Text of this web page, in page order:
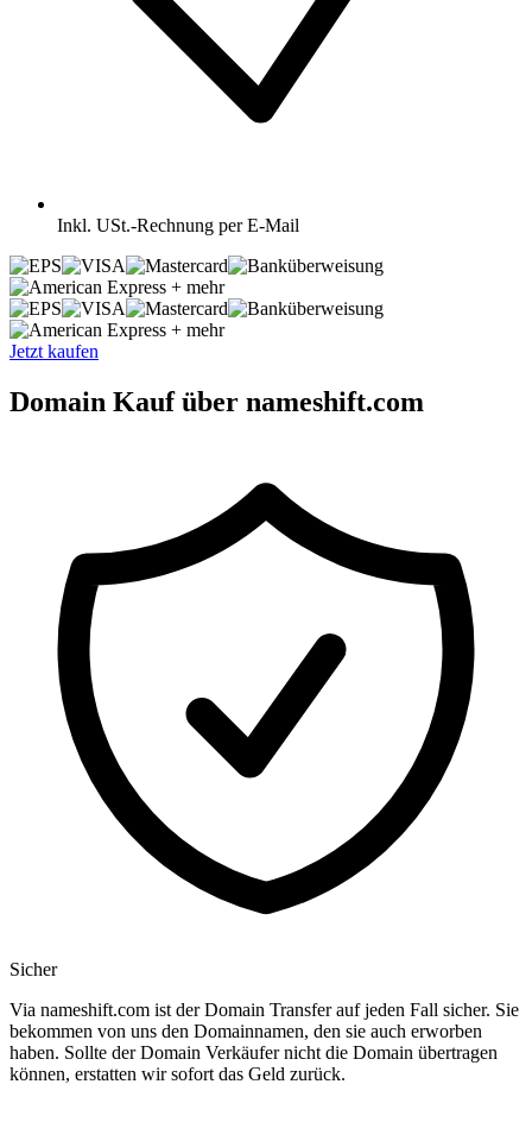
Inkl. USt.-Rechnung per E-Mail
+ mehr
+ mehr
Jetzt kaufen
Domain Kauf über nameshift.com
Sicher
Via nameshift.com ist der Domain Transfer auf jeden Fall sicher. Sie
bekommen von uns den Domainnamen, den sie auch erworben
haben. Sollte der Domain Verkäufer nicht die Domain übertragen
können, erstatten wir sofort das Geld zurück.